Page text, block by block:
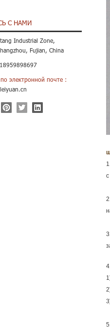
С НАМИ
Industrial Zone,
Fujian, China
электронной почте :